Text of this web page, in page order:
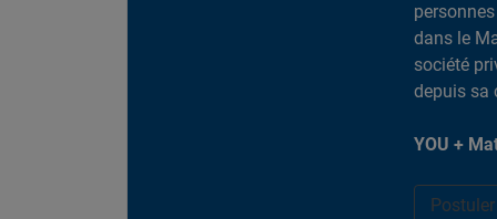
dans le
société
depuis sa
YOU +